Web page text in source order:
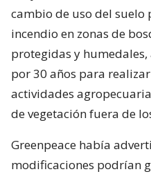
cambio de uso del suelo
incendio en zonas de
protegidas y
por 30 años para
actividades
de vegetación fuera de
Greenpeace había
modificaciones podrían